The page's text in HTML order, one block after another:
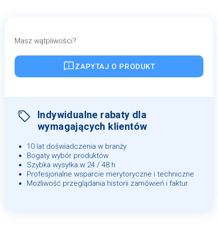
Masz wątpliwości?
ZAPYTAJ O PRODUKT
Indywidualne rabaty dla
wymagających klientów
10 lat doświadczenia w branży
Bogaty wybór produktów
Szybka wysyłka w 24 / 48 h
Profesjonalne wsparcie merytoryczne i techniczne
Możliwość przeglądania historii zamówień i faktur